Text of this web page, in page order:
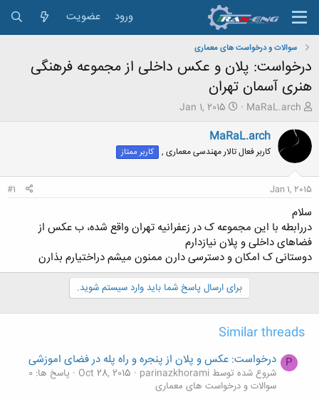
ورود عضویت
سوالات و درخواست های معماری
درخواست: پلان و عکس داخلی از مجموعه فرهنگی
هنری آسمان تهران
ش
و
ع
ک
ه
م
و
ض
و
ع
MaRaL.arch
ت
ر
خ
Jan 1, 2015
MaRaL.arch
کاربر فعال تالار مهندسی معماری , کاربر ممتاز
Jan 1, 2015
#1
سلام
دررابطه با این مجموعه ک در زعفرانیه تهران واقع شده، ب عکس از
فضاهای داخلی و پلان نیازدارم
دوستانی ک امکان و دسترسی دارن ممنون میشم دراختیارم بذارن
برای ارسال پاسخ شما باید وارد سیستم شوید.
Similar threads
P درخواست: عکس و پلان از پنجره و راه پله در فضای اموزشی
شروع شده توسط parinazkhorami Oct 28, 2015
پاسخ ها: 0
سوالات و درخواست های معماری